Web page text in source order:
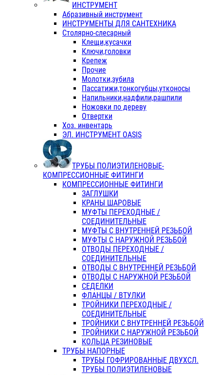
ИНСТРУМЕНТ
Абразивный инструмент
ИНСТРУМЕНТЫ ДЛЯ САНТЕХНИКА
Столярно-слесарный
Клещи,кусачки
Ключи,головки
Крепеж
Прочие
Молотки,зубила
Пассатижи,тонкогубцы,утконосы
Напильники,надфили,рашпили
Ножовки по дереву
Отвертки
Хоз. инвентарь
ЭЛ. ИНСТРУМЕНТ OASIS
ТРУБЫ ПОЛИЭТИЛЕНОВЫЕ-
КОМПРЕССИОННЫЕ ФИТИНГИ
КОМПРЕССИОННЫЕ ФИТИНГИ
ЗАГЛУШКИ
КРАНЫ ШАРОВЫЕ
МУФТЫ ПЕРЕХОДНЫЕ /
СОЕДИНИТЕЛЬНЫЕ
МУФТЫ С ВНУТРЕННЕЙ РЕЗЬБОЙ
МУФТЫ С НАРУЖНОЙ РЕЗЬБОЙ
ОТВОДЫ ПЕРЕХОДНЫЕ /
СОЕДИНИТЕЛЬНЫЕ
ОТВОДЫ С ВНУТРЕННЕЙ РЕЗЬБОЙ
ОТВОДЫ С НАРУЖНОЙ РЕЗЬБОЙ
СЕДЕЛКИ
ФЛАНЦЫ / ВТУЛКИ
ТРОЙНИКИ ПЕРЕХОДНЫЕ /
СОЕДИНИТЕЛЬНЫЕ
ТРОЙНИКИ С ВНУТРЕННЕЙ РЕЗЬБОЙ
ТРОЙНИКИ С НАРУЖНОЙ РЕЗЬБОЙ
КОЛЬЦА РЕЗИНОВЫЕ
ТРУБЫ НАПОРНЫЕ
ТРУБЫ ГОФРИРОВАННЫЕ ДВУХСЛ.
ТРУБЫ ПОЛИЭТИЛЕНОВЫЕ